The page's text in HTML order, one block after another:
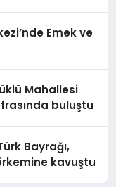
Emek ve
Mahallesi
buluştu
Bayrağı,
kavuştu